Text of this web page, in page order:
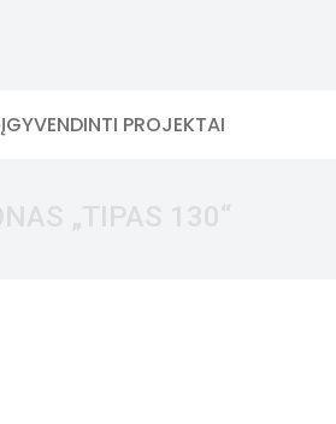
ĮGYVENDINTI PROJEKTAI